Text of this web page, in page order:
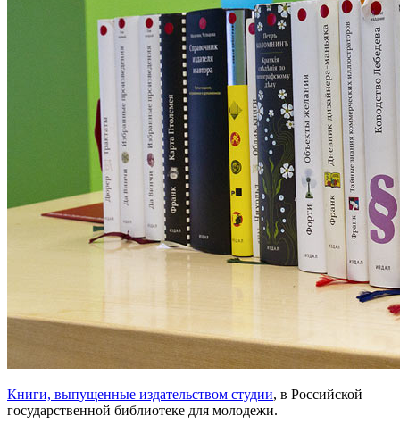
Книги, выпущенные издательством студии, в Российской
государственной библиотеке для молодежи.